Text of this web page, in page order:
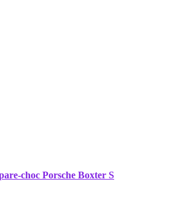
choc Porsche Boxter S